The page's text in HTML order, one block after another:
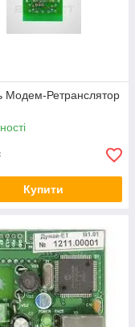
Модем-Ретранслятор
Купити